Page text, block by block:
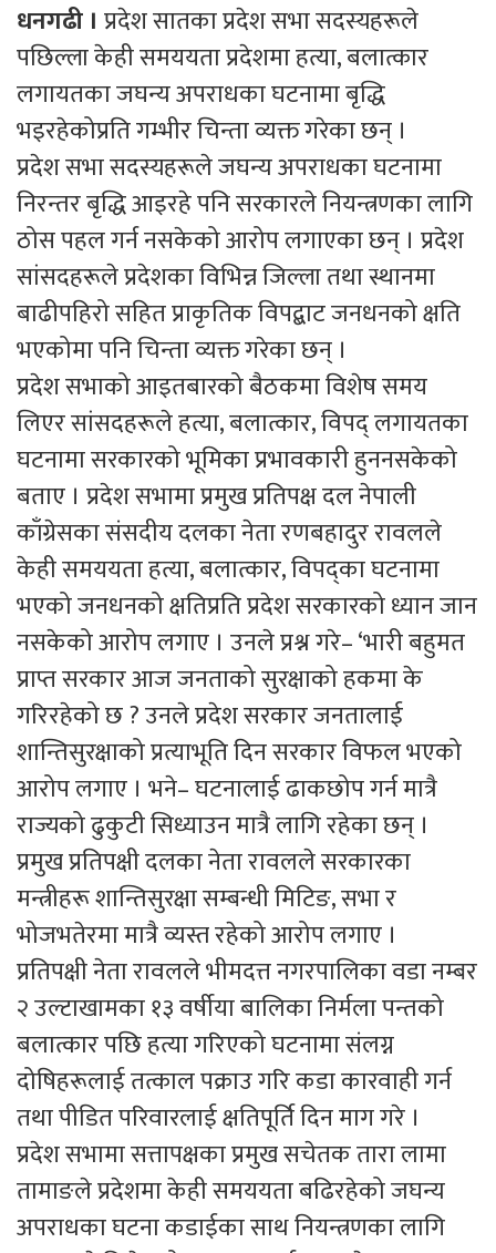
धनगढी । प्रदेश सातका प्रदेश सभा सदस्यहरूले
पछिल्ला केही समययता प्रदेशमा हत्या, बलात्कार
लगायतका जघन्य अपराधका घटनामा बृद्धि
भइरहेकोप्रति गम्भीर चिन्ता व्यक्त गरेका छन् ।
प्रदेश सभा सदस्यहरूले जघन्य अपराधका घटनामा
निरन्तर बृद्धि आइरहे पनि सरकारले नियन्त्रणका लागि
ठोस पहल गर्न नसकेको आरोप लगाएका छन् । प्रदेश
सांसदहरूले प्रदेशका विभिन्न जिल्ला तथा स्थानमा
बाढीपहिरो सहित प्राकृतिक विपद्बाट जनधनको क्षति
भएकोमा पनि चिन्ता व्यक्त गरेका छन् ।
प्रदेश सभाको आइतबारको बैठकमा विशेष समय
लिएर सांसदहरूले हत्या, बलात्कार, विपद् लगायतका
घटनामा सरकारको भूमिका प्रभावकारी हुननसकेको
बताए । प्रदेश सभामा प्रमुख प्रतिपक्ष दल नेपाली
काँग्रेसका संसदीय दलका नेता रणबहादुर रावलले
केही समययता हत्या, बलात्कार, विपद्का घटनामा
भएको जनधनको क्षतिप्रति प्रदेश सरकारको ध्यान जान
नसकेको आरोप लगाए । उनले प्रश्न गरे– ‘भारी बहुमत
प्राप्त सरकार आज जनताको सुरक्षाको हकमा के
गरिरहेको छ ? उनले प्रदेश सरकार जनतालाई
शान्तिसुरक्षाको प्रत्याभूति दिन सरकार विफल भएको
आरोप लगाए । भने– घटनालाई ढाकछोप गर्न मात्रै
राज्यको ढुकुटी सिध्याउन मात्रै लागि रहेका छन् ।
प्रमुख प्रतिपक्षी दलका नेता रावलले सरकारका
मन्त्रीहरू शान्तिसुरक्षा सम्बन्धी मिटिङ, सभा र
भोजभतेरमा मात्रै व्यस्त रहेको आरोप लगाए ।
प्रतिपक्षी नेता रावलले भीमदत्त नगरपालिका वडा नम्बर
२ उल्टाखामका १३ वर्षीया बालिका निर्मला पन्तको
बलात्कार पछि हत्या गरिएको घटनामा संलग्न
दोषिहरूलाई तत्काल पक्राउ गरि कडा कारवाही गर्न
तथा पीडित परिवारलाई क्षतिपूर्ति दिन माग गरे ।
प्रदेश सभामा सत्तापक्षका प्रमुख सचेतक तारा लामा
तामाङले प्रदेशमा केही समययता बढिरहेको जघन्य
अपराधका घटना कडाईका साथ नियन्त्रणका लागि